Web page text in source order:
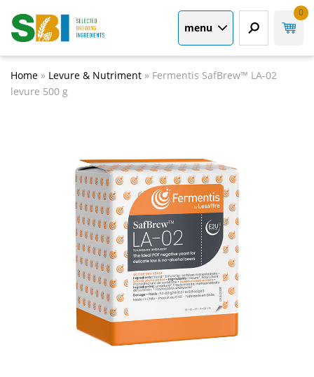
menu
0
Home » Levure & Nutriment » Fermentis SafBrew™ LA-02
levure 500 g